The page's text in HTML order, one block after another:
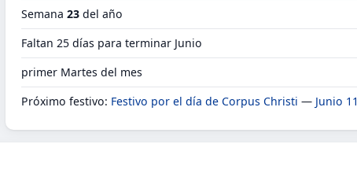
Semana 23 del año
Faltan 25 días para terminar Junio
primer Martes del mes
Próximo festivo: Festivo por el día de Corpus Christi — Junio 11